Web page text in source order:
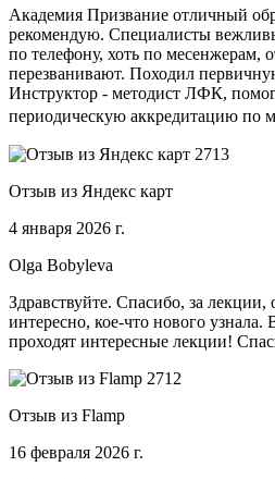
Академия Призвание отличный
рекомендую. Специалисты
по телефону, хоть по месенжерам,
перезванивают. Походил
Инструктор - методист ЛФК,
периодическую аккредитацию по
Отзыв из Яндекс карт
4 января 2026 г.
Olga Bobyleva
Здравствуйте. Спасибо, за лекции,
интересно, кое-что нового узнала.
проходят интересные лекции!
Отзыв из Flamp
16 февраля 2026 г.